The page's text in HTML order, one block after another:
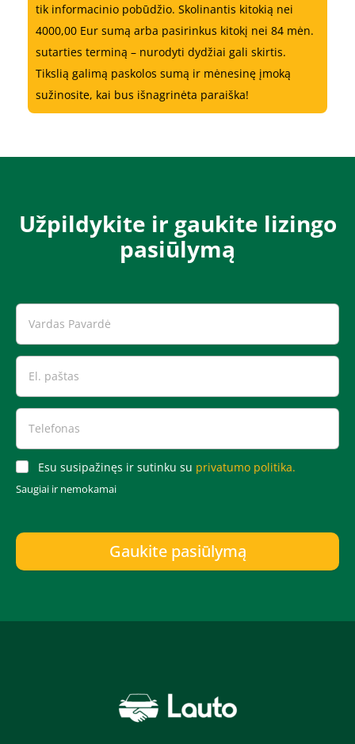
tik informacinio pobūdžio. Skolinantis kitokią nei
4000,00 Eur sumą arba pasirinkus kitokį nei 84 mėn.
sutarties terminą – nurodyti dydžiai gali skirtis.
Tikslią galimą paskolos sumą ir mėnesinę įmoką
sužinosite, kai bus išnagrinėta paraiška!
Užpildykite ir gaukite lizingo
pasiūlymą​​​
Esu susipažinęs ir sutinku su privatumo politika.
Saugiai ir nemokamai
Gaukite pasiūlymą